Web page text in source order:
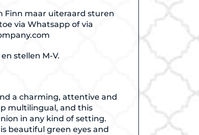
Finn maar uiteraard sturen
via Whatsapp of via
stellen M-V.
a charming, attentive and
multilingual, and this
in any kind of setting.
beautiful green eyes and